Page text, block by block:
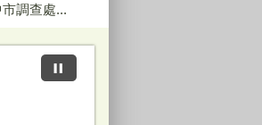
調查處...